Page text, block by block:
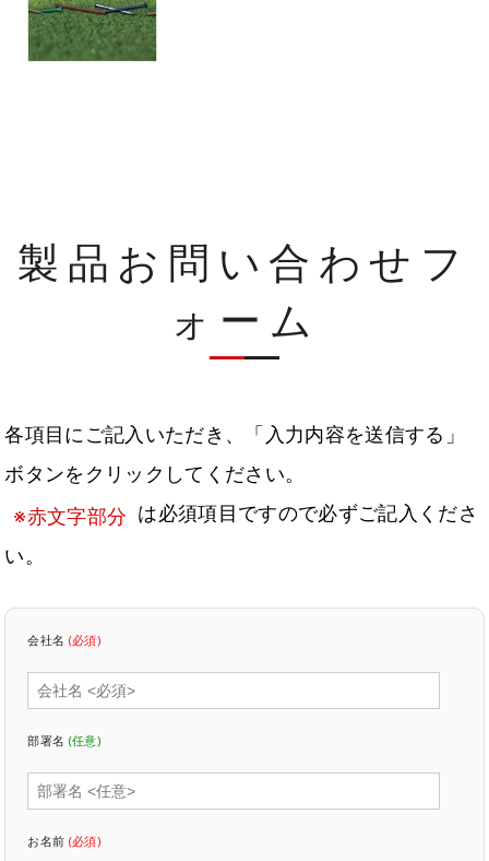
製品お問い合わせフ
ォーム
各項目にご記入いただき、「入力内容を送信する」
ボタンをクリックしてください。
※赤文字部分 は必須項目ですので必ずご記入くださ
い。
会社名 (必須)
部署名 (任意)
お名前 (必須)